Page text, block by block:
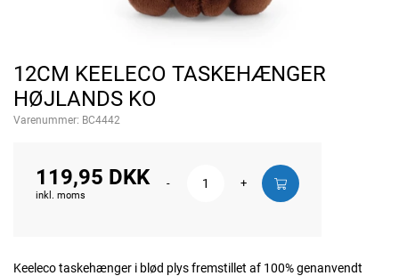
12CM KEELECO TASKEHÆNGER
HØJLANDS KO
Varenummer: BC4442
119,95 DKK
inkl. moms
- +
Keeleco taskehænger i blød plys fremstillet af 100% genanvendt